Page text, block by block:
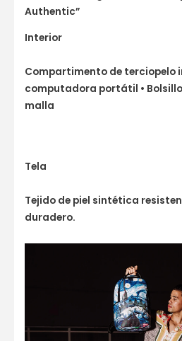
Authentic”
Interior
Compartimento de terciopelo
computadora portátil •
malla
Tela
Tejido de piel sintética
duradero.